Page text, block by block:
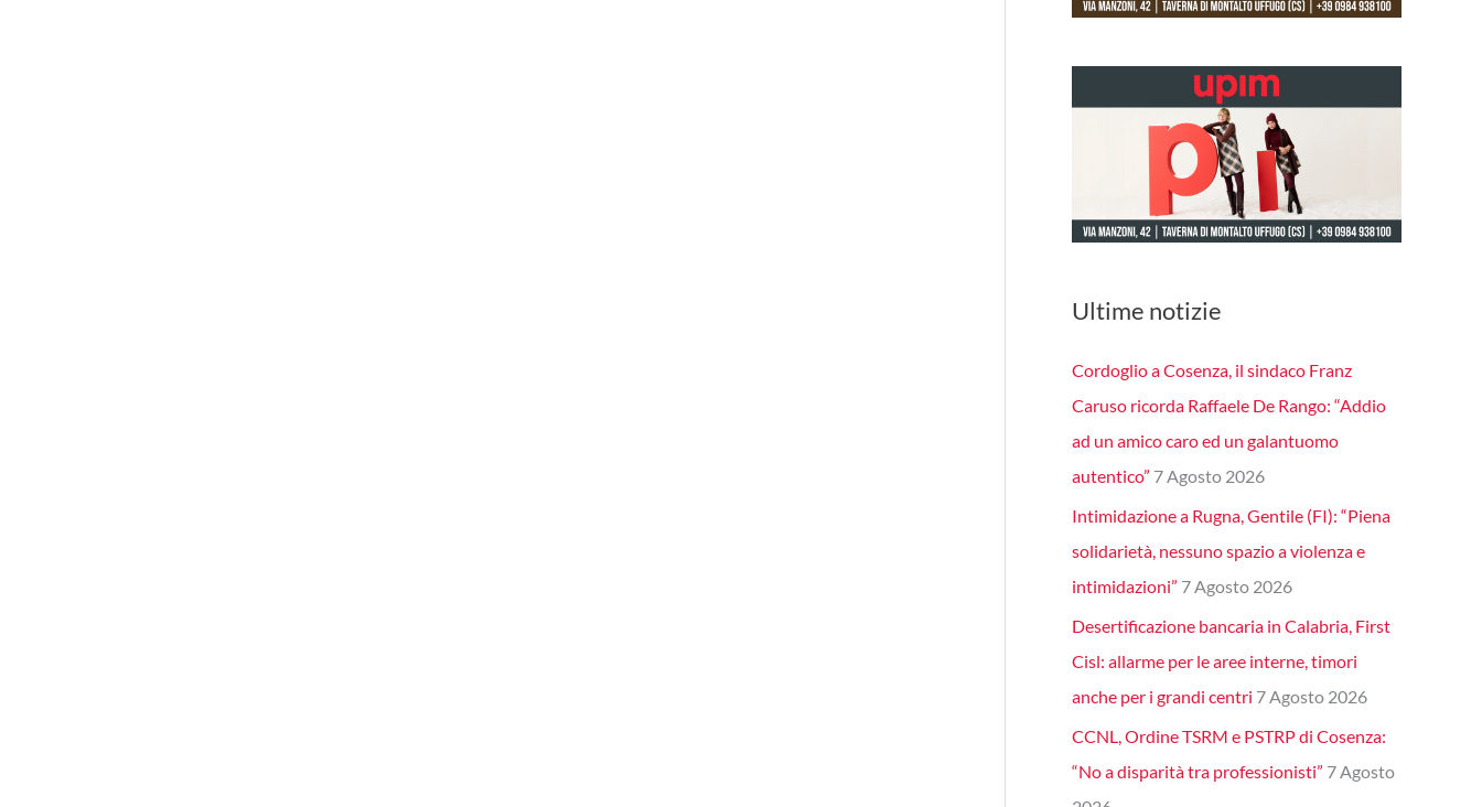
Ultime notizie
Cordoglio a Cosenza, il sindaco Franz
Caruso ricorda Raffaele De Rango: “Addio
ad un amico caro ed un galantuomo
autentico” 7 Agosto 2026
Intimidazione a Rugna, Gentile (FI): “Piena
solidarietà, nessuno spazio a violenza e
intimidazioni” 7 Agosto 2026
Desertificazione bancaria in Calabria, First
Cisl: allarme per le aree interne, timori
anche per i grandi centri 7 Agosto 2026
CCNL, Ordine TSRM e PSTRP di Cosenza:
“No a disparità tra professionisti” 7 Agosto